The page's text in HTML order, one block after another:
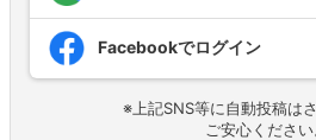
Facebookでログイン
※上記SNS等に自動投稿は
ご安心ください